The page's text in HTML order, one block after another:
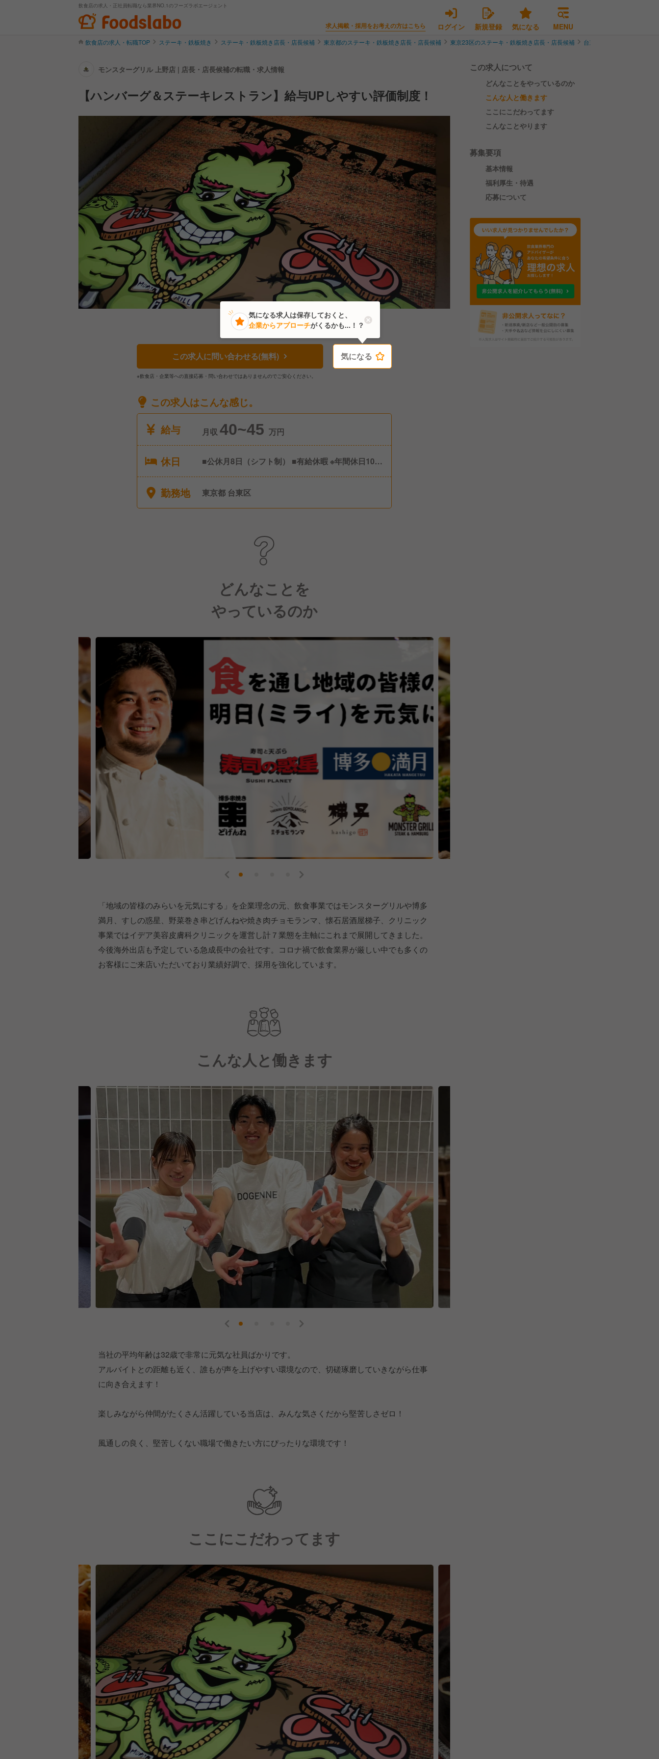
飲食店の求人・正社員転職なら業界NO.1のフーズラボエージェント
求人掲載・採用をお考えの方はこちら ログイン 新規登録 気になる MENU
飲食店の求人・転職TOP ステーキ・鉄板焼き ステーキ・鉄板焼き店長・店長候補 東京都のステーキ・鉄板焼き店長・店長候補 東京23区のステーキ・鉄板焼き店長・店長候補 台東区のステーキ・鉄板焼
モンスターグリル 上野店 | 店長・店長候補の転職・求人情報
【ハンバーグ＆ステーキレストラン】給与UPしやすい評価制度！
この求人に問い合わせる(無料) 気になる
※飲食店・企業等への直接応募・問い合わせではありませんのでご安心ください。
この求人はこんな感じ。
給与
月収 40~45 万円
休日
■公休月8日（シフト制） ■有給休暇 ※年間休日106
勤務地 東京都 台東区
どんなことを
やっているのか
「地域の皆様のみらいを元気にする」を企業理念の元、飲食事業ではモンスターグリルや博多
満月、すしの惑星、野菜巻き串どげんねや焼き肉チョモランマ、懐石居酒屋梯子、クリニック
事業ではイデア美容皮膚科クリニックを運営し計７業態を主軸にこれまで展開してきました。
今後海外出店も予定している急成長中の会社です。コロナ禍で飲食業界が厳しい中でも多くの
お客様にご来店いただいており業績好調で、採用を強化しています。
こんな人と働きます
当社の平均年齢は32歳で非常に元気な社員ばかりです。
アルバイトとの距離も近く、誰もが声を上げやすい環境なので、切磋琢磨していきながら仕事
に向き合えます！
楽しみながら仲間がたくさん活躍している当店は、みんな気さくだから堅苦しさゼロ！
風通しの良く、堅苦しくない職場で働きたい方にぴったりな環境です！
ここにこだわってます
この求人について
どんなことをやっているのか
こんな人と働きます
ここにこだわってます
こんなことやります
募集要項
基本情報
福利厚生・待遇
応募について
気になる
気になる求人は保存しておくと、
企業からアプローチがくるかも...！？